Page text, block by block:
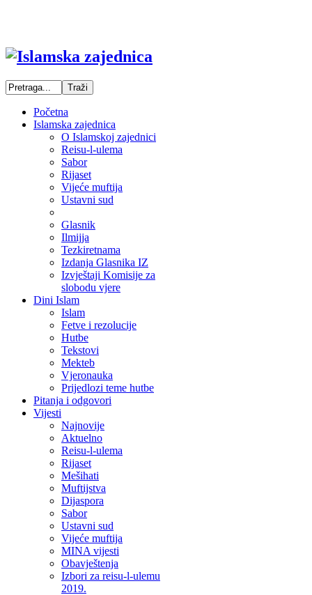
Početna
Islamska zajednica
O Islamskoj zajednici
Reisu-l-ulema
Sabor
Rijaset
Vijeće muftija
Ustavni sud
Glasnik
Ilmijja
Tezkiretnama
Izdanja Glasnika IZ
Izvještaji Komisije za
slobodu vjere
Dini Islam
Islam
Fetve i rezolucije
Hutbe
Tekstovi
Mekteb
Vjeronauka
Prijedlozi teme hutbe
Pitanja i odgovori
Vijesti
Najnovije
Aktuelno
Reisu-l-ulema
Rijaset
Mešihati
Muftijstva
Dijaspora
Sabor
Ustavni sud
Vijeće muftija
MINA vijesti
Obavještenja
Izbori za reisu-l-ulemu
2019.